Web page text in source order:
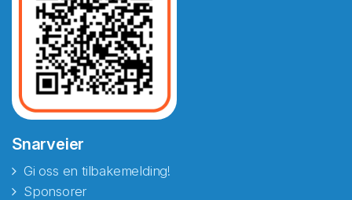
Snarveier
Gi oss en tilbakemelding!
Sponsorer